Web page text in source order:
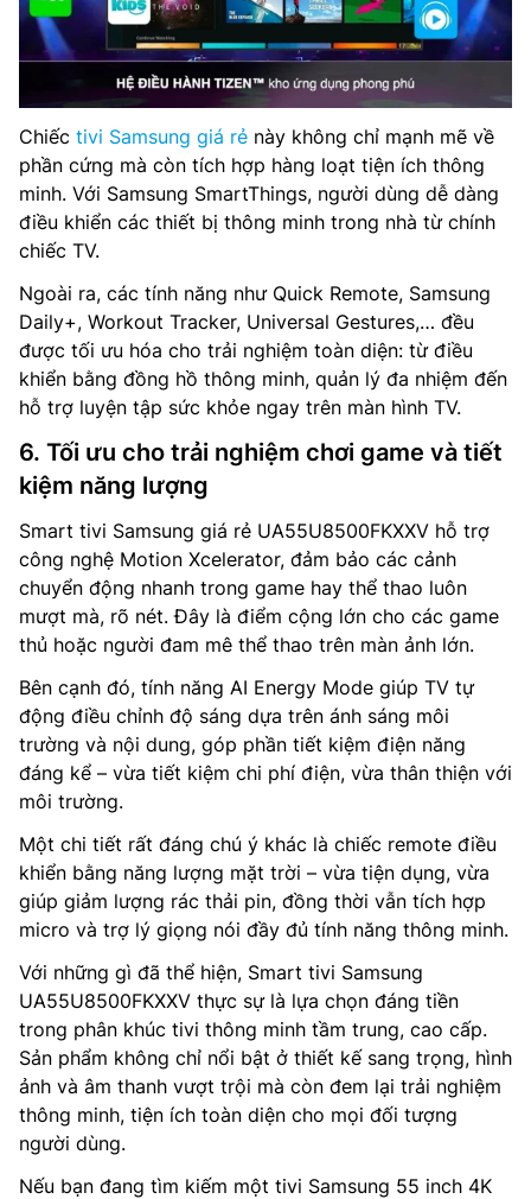
Chiếc tivi Samsung giá rẻ này không chỉ mạnh mẽ về
phần cứng mà còn tích hợp hàng loạt tiện ích thông
minh. Với Samsung SmartThings, người dùng dễ dàng
điều khiển các thiết bị thông minh trong nhà từ chính
chiếc TV.
Ngoài ra, các tính năng như Quick Remote, Samsung
Daily+, Workout Tracker, Universal Gestures,… đều
được tối ưu hóa cho trải nghiệm toàn diện: từ điều
khiển bằng đồng hồ thông minh, quản lý đa nhiệm đến
hỗ trợ luyện tập sức khỏe ngay trên màn hình TV.
6. Tối ưu cho trải nghiệm chơi game và tiết
kiệm năng lượng
Smart tivi Samsung giá rẻ UA55U8500FKXXV hỗ trợ
công nghệ Motion Xcelerator, đảm bảo các cảnh
chuyển động nhanh trong game hay thể thao luôn
mượt mà, rõ nét. Đây là điểm cộng lớn cho các game
thủ hoặc người đam mê thể thao trên màn ảnh lớn.
Bên cạnh đó, tính năng AI Energy Mode giúp TV tự
động điều chỉnh độ sáng dựa trên ánh sáng môi
trường và nội dung, góp phần tiết kiệm điện năng
đáng kể – vừa tiết kiệm chi phí điện, vừa thân thiện với
môi trường.
Một chi tiết rất đáng chú ý khác là chiếc remote điều
khiển bằng năng lượng mặt trời – vừa tiện dụng, vừa
giúp giảm lượng rác thải pin, đồng thời vẫn tích hợp
micro và trợ lý giọng nói đầy đủ tính năng thông minh.
Với những gì đã thể hiện, Smart tivi Samsung
UA55U8500FKXXV thực sự là lựa chọn đáng tiền
trong phân khúc tivi thông minh tầm trung, cao cấp.
Sản phẩm không chỉ nổi bật ở thiết kế sang trọng, hình
ảnh và âm thanh vượt trội mà còn đem lại trải nghiệm
thông minh, tiện ích toàn diện cho mọi đối tượng
người dùng.
Nếu bạn đang tìm kiếm một tivi Samsung 55 inch 4K